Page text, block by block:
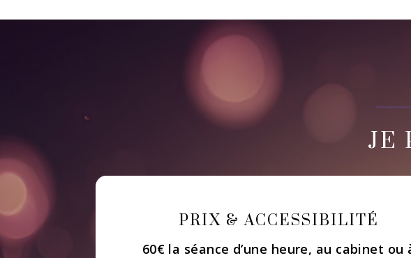
JE
PRIX & ACCESSIBILITÉ
60€ la séance d’une heure, au cabinet ou